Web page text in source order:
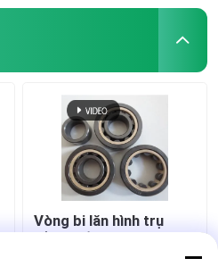
Vòng bi lăn hình trụ